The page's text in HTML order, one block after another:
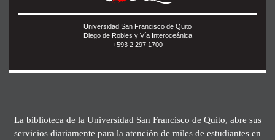
Universidad San Francisco de Quito
Diego de Robles y Vía Interoceánica
+593 2 297 1700
La biblioteca de la Universidad San Francisco de Quito, abre sus
servicios diariamente para la atención de miles de estudiantes en